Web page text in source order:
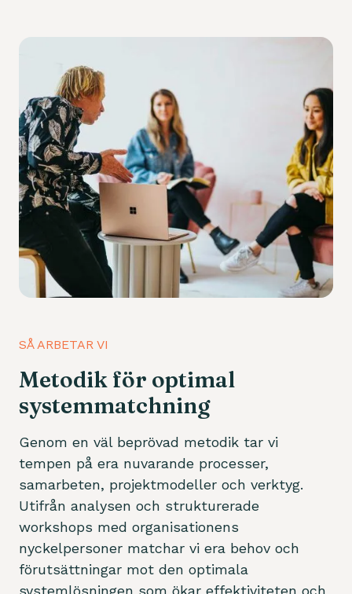
SÅ ARBETAR VI
Metodik för optimal
systemmatchning
Genom en väl beprövad metodik tar vi
tempen på era nuvarande processer,
samarbeten, projektmodeller och verktyg.
Utifrån analysen och strukturerade
workshops med organisationens
nyckelpersoner matchar vi era behov och
förutsättningar mot den optimala
systemlösningen som ökar effektiviteten och